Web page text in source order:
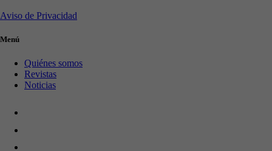
Aviso de Privacidad
Menú
Quiénes somos
Revistas
Noticias